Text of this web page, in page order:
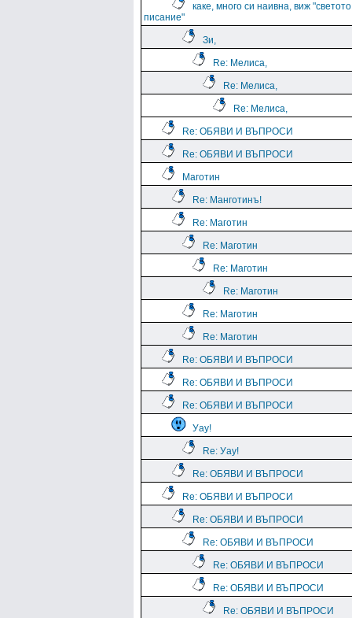
каке, много си наивна, виж "светото
писание"
Зи,
Re: Мелиса,
Re: Мелиса,
Re: Мелиса,
Re: ОБЯВИ И ВЪПРОСИ
Re: ОБЯВИ И ВЪПРОСИ
Маготин
Re: Манготинъ!
Re: Маготин
Re: Маготин
Re: Маготин
Re: Маготин
Re: Маготин
Re: Маготин
Re: ОБЯВИ И ВЪПРОСИ
Re: ОБЯВИ И ВЪПРОСИ
Re: ОБЯВИ И ВЪПРОСИ
Уау!
Re: Уау!
Re: ОБЯВИ И ВЪПРОСИ
Re: ОБЯВИ И ВЪПРОСИ
Re: ОБЯВИ И ВЪПРОСИ
Re: ОБЯВИ И ВЪПРОСИ
Re: ОБЯВИ И ВЪПРОСИ
Re: ОБЯВИ И ВЪПРОСИ
Re: ОБЯВИ И ВЪПРОСИ